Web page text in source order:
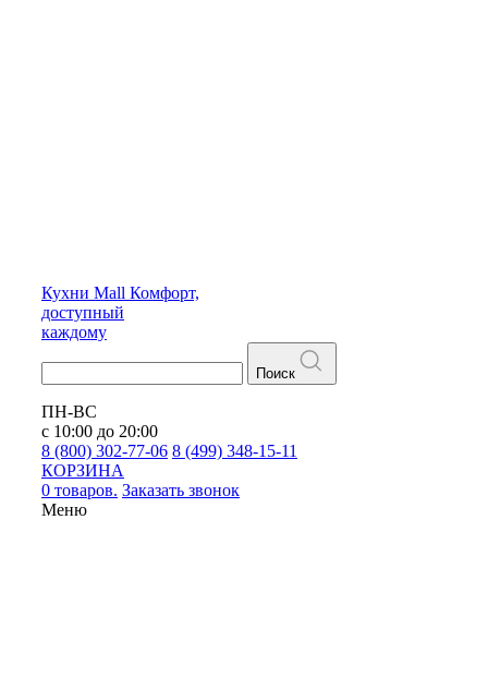
Кухни Mall Комфорт,
доступный
каждому
Поиск
ПН-ВС
с 10:00 до 20:00
8 (800) 302-77-06 8 (499) 348-15-11
КОРЗИНА
0 товаров. Заказать звонок
Меню